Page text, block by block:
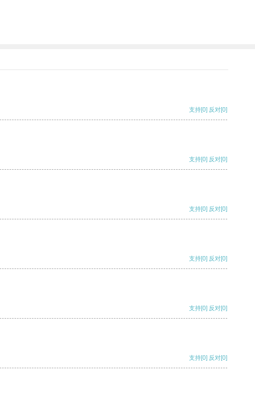
支持[0] 反对[0]
支持[0] 反对[0]
支持[0] 反对[0]
支持[0] 反对[0]
支持[0] 反对[0]
支持[0] 反对[0]